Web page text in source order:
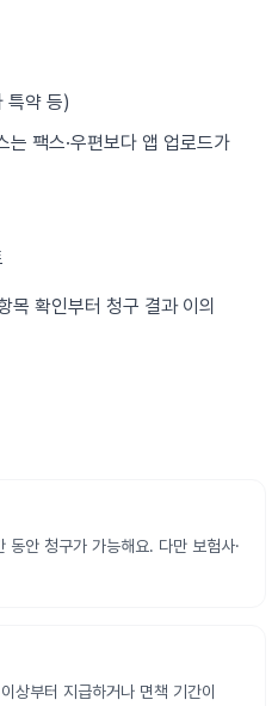
특약 등)
팩스·우편보다 앱 업로드가
목 확인부터 청구 결과 이의
안 청구가 가능해요. 다만 보험사·
상부터 지급하거나 면책 기간이